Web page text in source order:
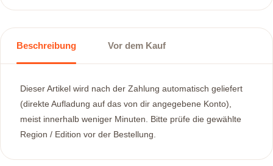
Beschreibung Vor dem Kauf
Dieser Artikel wird nach der Zahlung automatisch geliefert
(direkte Aufladung auf das von dir angegebene Konto),
meist innerhalb weniger Minuten. Bitte prüfe die gewählte
Region / Edition vor der Bestellung.